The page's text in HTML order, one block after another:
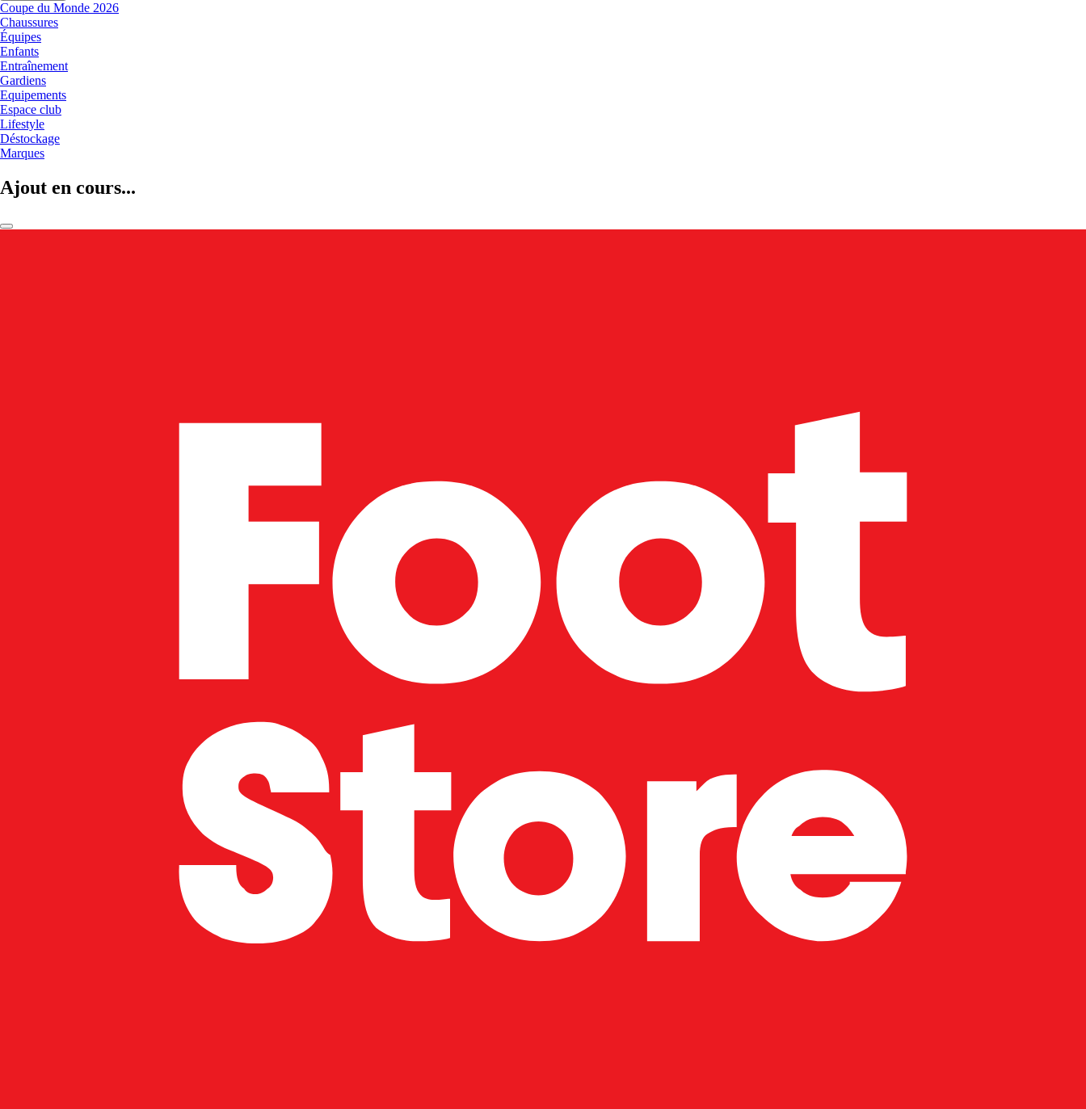
Coupe du Monde 2026
Chaussures
Équipes
Enfants
Entraînement
Gardiens
Equipements
Espace club
Lifestyle
Déstockage
Marques
Ajout en cours...